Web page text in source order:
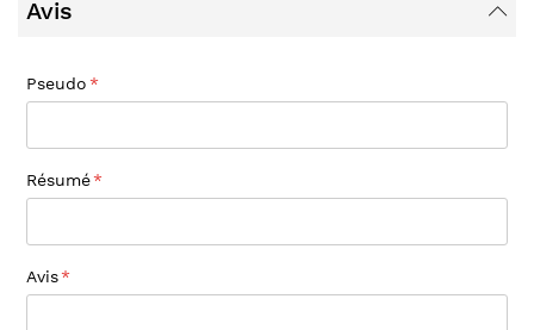
Avis
Pseudo
Résumé
Avis